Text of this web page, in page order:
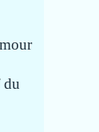
du